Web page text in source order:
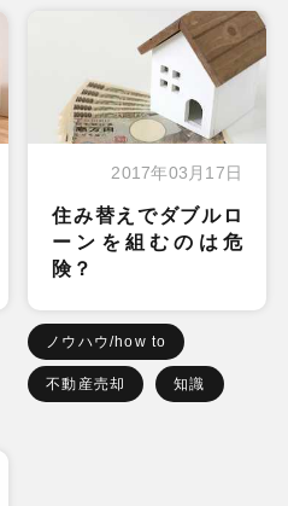
2017年03月17日
住み替えでダブルロ
ーンを組むのは危
険？
ノウハウ/how to
不動産売却 知識